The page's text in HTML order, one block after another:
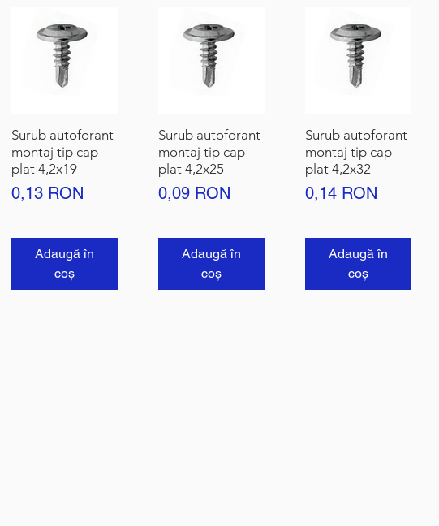
Surub autoforant
montaj tip cap
plat 4,2x19
Preț
0,13 RON
Adaugă în
coș
Surub autoforant
montaj tip cap
plat 4,2x25
Preț
0,09 RON
Adaugă în
coș
Surub autoforant
montaj tip cap
plat 4,2x32
Preț
0,14 RON
Adaugă în
coș